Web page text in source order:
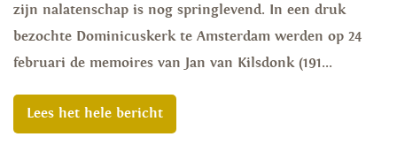
zijn nalatenschap is nog springlevend. In een druk
bezochte Dominicuskerk te Amsterdam werden op 24
februari de memoires van Jan van Kilsdonk (191...
Lees het hele bericht